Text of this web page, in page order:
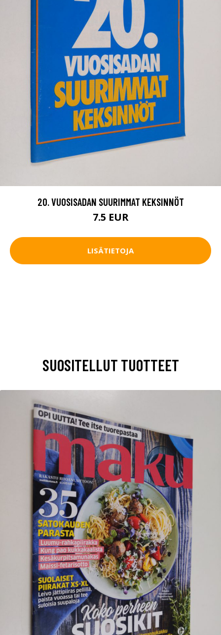
20. VUOSISADAN SUURIMMAT KEKSINNÖT
7.5 EUR
LISÄTIETOJA
SUOSITELLUT TUOTTEET